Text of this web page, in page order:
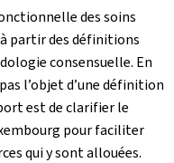
des soins
partir des définitions
consensuelle. En
l’objet d’une définition
est de clarifier le
pour faciliter
qui y sont allouées.